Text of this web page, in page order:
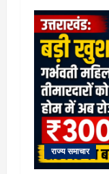
राज्य समाचार